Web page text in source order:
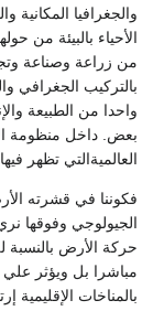
والجغرافيا المكانية
الأحياء بالبيئة من
من زراعة وصناعة
بالتركيب الجغرافي
واحدا من الطبيعة
بعض. داخل منظومة
العالميةالتي تظهر
فكوننا في قشرته
الجيولوجي وفوقها
حركة الأرض بالنسبة
مباشرا بل ويؤثر علي
بالمناخات الإقليمية